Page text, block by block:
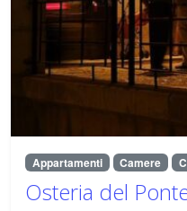
Appartamenti Camere
Osteria del